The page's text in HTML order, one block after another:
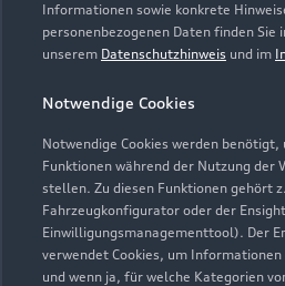
Informationen sowie konkrete
personenbezogenen Daten finden Sie
unserem Datenschutzhinweis und im
Notwendige Cookies
Notwendige Cookies werden
Funktionen während der Nutzung der
stellen. Zu diesen Funktionen gehört
Fahrzeugkonfigurator oder der
Einwilligungsmanagementtool). Der
verwendet Cookies, um
und wenn ja, für welche Kategorien
Service
Geschlossen,öffnet am
Teile- & Zubehörverkauf
Geschlossen,öffnet am